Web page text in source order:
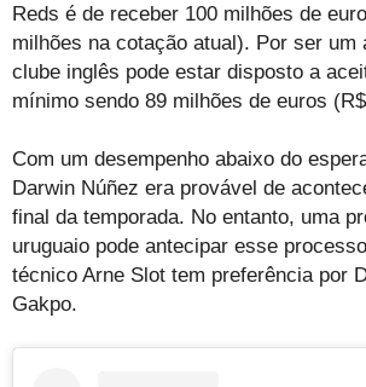
Reds é de receber 100 milhões de
milhões na cotação atual). Por ser um
clube inglês pode estar disposto a
mínimo sendo 89 milhões de euros
Com um desempenho abaixo do
Darwin Núñez era provável de
final da temporada. No entanto, uma
uruguaio pode antecipar esse
técnico Arne Slot tem preferência por
Gakpo.